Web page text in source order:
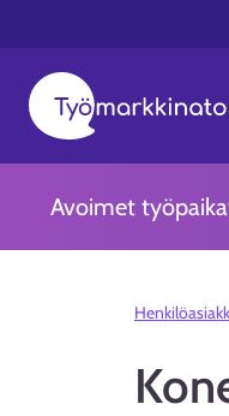
Avoimet